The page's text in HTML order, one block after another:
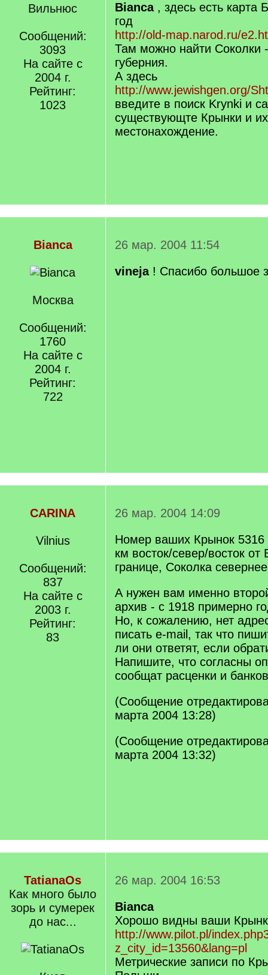
Вильнюс
Сообщений:
3093
На сайте с
2004 г.
Рейтинг:
1023
Bianca, здесь есть карта
год
http://old-map.narod.ru/
Там можно найти Соколки
губерния.
А здесь
http://www.jewishgen.org/
введите в поиск Krynki и
существующте Крынки и их
местонахождение.
Bianca
Москва
Сообщений:
1760
На сайте с
2004 г.
Рейтинг:
722
26 мар. 2004 11:54
vineja! Спасибо большое
CARINA
Vilnius
Сообщений:
837
На сайте с
2003 г.
Рейтинг:
83
26 мар. 2004 14:09
Номер ваших Крынок 5316
км восток/север/восток
границе, Соколка
А нужен вам именно
архив - с 1918 примерно
Но, к сожалению, нет
писать e-mail, так что
ли они ответят, если
Напишите, что согласны
сообщат расценки и
(Сообщение
марта 2004 13:28)
(Сообщение
марта 2004 13:32)
TatianaOs
Как много было
зорь и сумерек
до нас...
26 мар. 2004 16:53
Bianca
Хорошо видны ваши
http://www.pilot.pl/
z_city_id=13560&lang=pl
Метрические записи по